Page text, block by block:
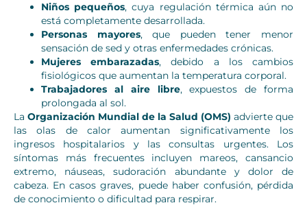
Niños pequeños, cuya regulación térmica aún no
está completamente desarrollada.
Personas mayores, que pueden tener menor
sensación de sed y otras enfermedades crónicas.
Mujeres embarazadas, debido a los cambios
fisiológicos que aumentan la temperatura corporal.
Trabajadores al aire libre, expuestos de forma
prolongada al sol.
La Organización Mundial de la Salud (OMS) advierte que
las olas de calor aumentan significativamente los
ingresos hospitalarios y las consultas urgentes. Los
síntomas más frecuentes incluyen mareos, cansancio
extremo, náuseas, sudoración abundante y dolor de
cabeza. En casos graves, puede haber confusión, pérdida
de conocimiento o dificultad para respirar.